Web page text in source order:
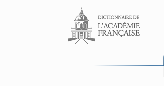
Aller au contenu